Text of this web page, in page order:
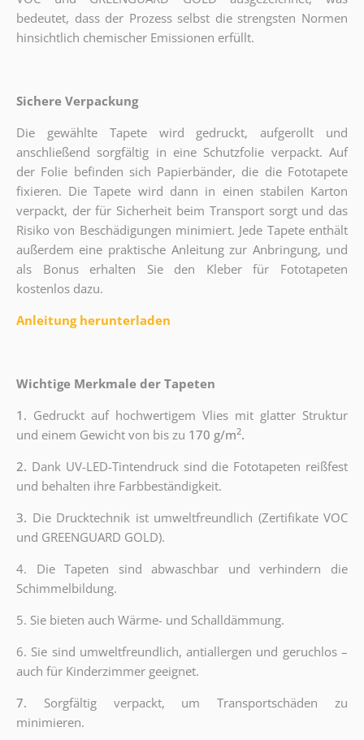
bedeutet, dass der Prozess selbst die strengsten Normen
hinsichtlich chemischer Emissionen erfüllt.
Sichere Verpackung
Die gewählte Tapete wird gedruckt, aufgerollt und
anschließend sorgfältig in eine Schutzfolie verpackt. Auf
der Folie befinden sich Papierbänder, die die Fototapete
fixieren. Die Tapete wird dann in einen stabilen Karton
verpackt, der für Sicherheit beim Transport sorgt und das
Risiko von Beschädigungen minimiert. Jede Tapete enthält
außerdem eine praktische Anleitung zur Anbringung, und
als Bonus erhalten Sie den Kleber für Fototapeten
kostenlos dazu.
Anleitung herunterladen
Wichtige Merkmale der Tapeten
1. Gedruckt auf hochwertigem Vlies mit glatter Struktur
und einem Gewicht von bis zu 170 g/m2.
2. Dank UV-LED-Tintendruck sind die Fototapeten reißfest
und behalten ihre Farbbeständigkeit.
3. Die Drucktechnik ist umweltfreundlich (Zertifikate VOC
und GREENGUARD GOLD).
4. Die Tapeten sind abwaschbar und verhindern die
Schimmelbildung.
5. Sie bieten auch Wärme- und Schalldämmung.
6. Sie sind umweltfreundlich, antiallergen und geruchlos –
auch für Kinderzimmer geeignet.
7. Sorgfältig verpackt, um Transportschäden zu
minimieren.